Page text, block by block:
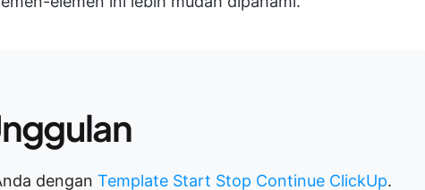
dengan Template Start Stop Continue ClickUp.